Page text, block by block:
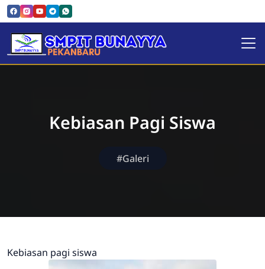
SMPIT Bunayya Pekanbaru
Kebiasan Pagi Siswa
#Galeri
Kebiasan pagi siswa